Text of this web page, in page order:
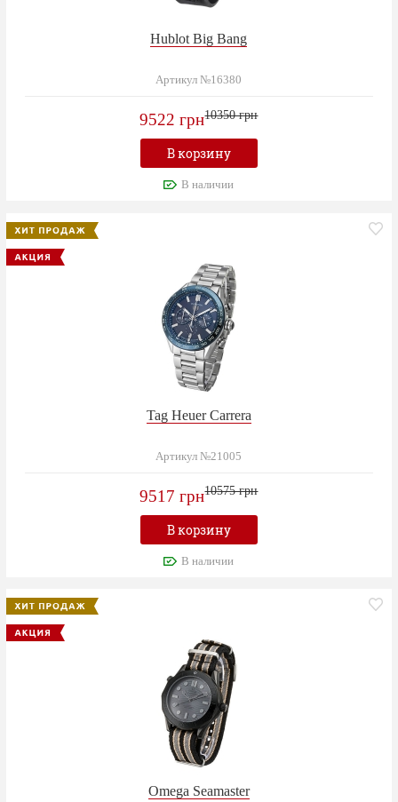
Hublot Big Bang
Артикул №16380
9522 грн10350 грн
В корзину
В наличии
Tag Heuer Carrera
Артикул №21005
9517 грн10575 грн
В корзину
В наличии
Omega Seamaster